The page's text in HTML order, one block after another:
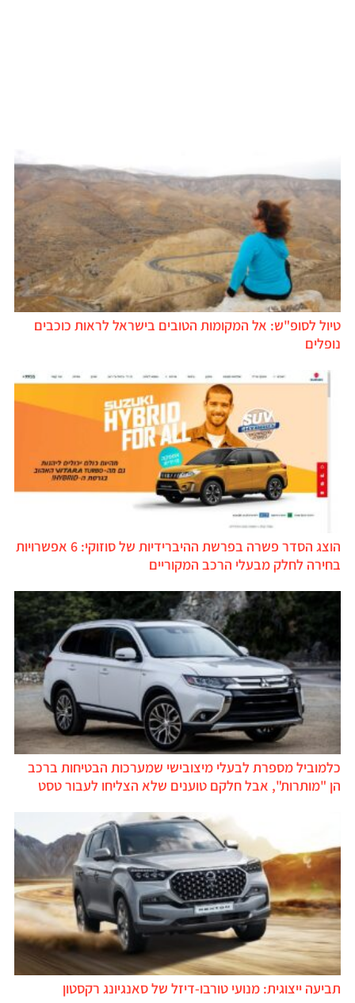
טיול לסופ"ש: אל המקומות הטובים בישראל לראות כוכבים
נופלים
הוצג הסדר פשרה בפרשת ההיברידיות של סוזוקי: 6 אפשרויות
בחירה לחלק מבעלי הרכב המקוריים
כלמוביל מספרת לבעלי מיצובישי שמערכות הבטיחות ברכב
הן "מותרות", אבל חלקם טוענים שלא הצליחו לעבור טסט
תביעה ייצוגית: מנועי טורבו-דיזל של סאנגיונג רקסטון